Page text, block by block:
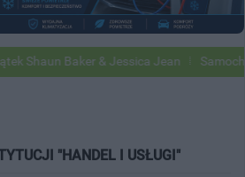
Shaun Baker & Jessica Jean
"HANDEL I USŁUGI"